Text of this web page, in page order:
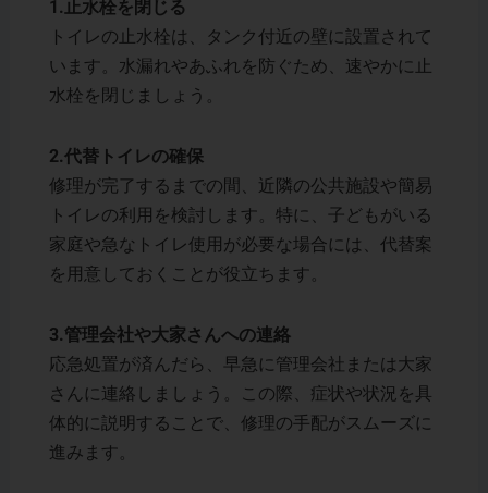
1.止水栓を閉じる
トイレの止水栓は、タンク付近の壁に設置されて
います。水漏れやあふれを防ぐため、速やかに止
水栓を閉じましょう。
2.代替トイレの確保
修理が完了するまでの間、近隣の公共施設や簡易
トイレの利用を検討します。特に、子どもがいる
家庭や急なトイレ使用が必要な場合には、代替案
を用意しておくことが役立ちます。
3.管理会社や大家さんへの連絡
応急処置が済んだら、早急に管理会社または大家
さんに連絡しましょう。この際、症状や状況を具
体的に説明することで、修理の手配がスムーズに
進みます。